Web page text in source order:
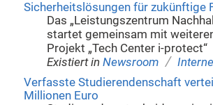
Sicherheitslösungen für zukünftige
Das „Leistungszentrum
startet gemeinsam mit
Projekt „Tech Center i-protect“
Existiert in Newsroom /
Verfasste Studierendenschaft
Millionen Euro